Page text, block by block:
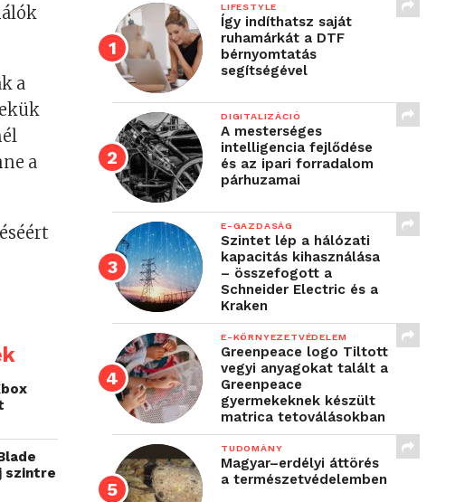
a
a
szintre
LIFESTYLE
Így indíthatsz saját
ruhamárkát a DTF
bérnyomtatás
segítségével
DIGITALIZÁCIÓ
A mesterséges
intelligencia fejlődése
és az ipari forradalom
párhuzamai
E-GAZDASÁG
Szintet lép a hálózati
kapacitás kihasználása
– összefogott a
Schneider Electric és a
Kraken
E-KÖRNYEZETVÉDELEM
Greenpeace logo Tiltott
vegyi anyagokat talált a
Greenpeace
gyermekeknek készült
matrica tetoválásokban
TUDOMÁNY
Magyar–erdélyi áttörés
a természetvédelemben